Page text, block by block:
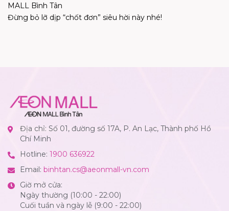
MALL Bình Tân
Đừng bỏ lỡ dịp “chốt đơn” siêu hời này nhé!
Địa chỉ: Số 01, đường số 17A, P. An Lạc, Thành phố Hồ
Chí Minh
Hotline: 1900 636922
Email: binhtan.cs@aeonmall-vn.com
Giờ mở cửa:
Ngày thường (10:00 - 22:00)
Cuối tuần và ngày lễ (9:00 - 22:00)